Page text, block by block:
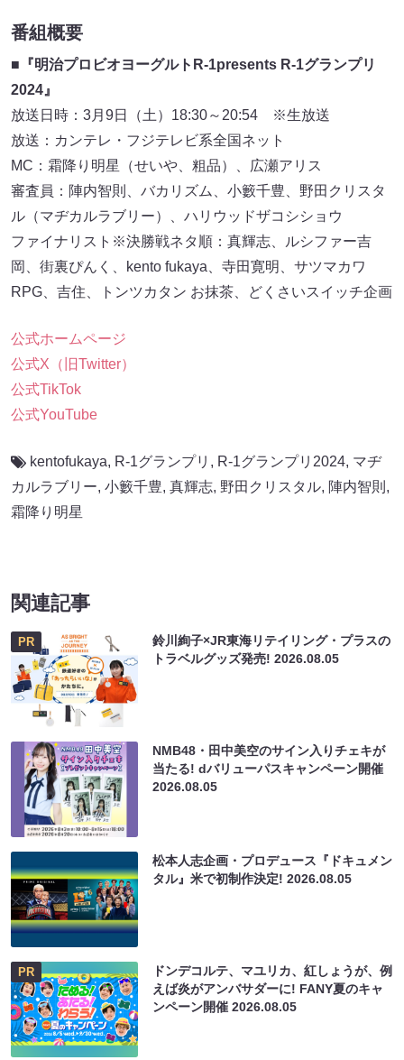
番組概要
■『明治プロビオヨーグルトR-1presents R-1グランプリ
2024』
放送日時：3月9日（土）18:30～20:54 ※生放送
放送：カンテレ・フジテレビ系全国ネット
MC：霜降り明星（せいや、粗品）、広瀬アリス
審査員：陣内智則、バカリズム、小籔千豊、野田クリスタ
ル（マヂカルラブリー）、ハリウッドザコシショウ
ファイナリスト※決勝戦ネタ順：真輝志、ルシファー吉
岡、街裏ぴんく、kento fukaya、寺田寛明、サツマカワ
RPG、吉住、トンツカタン お抹茶、どくさいスイッチ企画
公式ホームページ
公式X（旧Twitter）
公式TikTok
公式YouTube
kentofukaya, R-1グランプリ , R-1グランプリ2024, マヂ
カルラブリー, 小籔千豊, 真輝志, 野田クリスタル, 陣内智則 ,
霜降り明星
関連記事
PR
鈴川絢子×JR東海リテイリング・プラスの
トラベルグッズ発売!2026.08.05
NMB48・田中美空のサイン入りチェキが
当たる! dバリューパスキャンペーン開催
2026.08.05
松本人志企画・プロデュース『ドキュメン
タル』米で初制作決定!2026.08.05
PR
ドンデコルテ、マユリカ、紅しょうが、例
えば炎がアンバサダーに! FANY夏のキャ
ンペーン開催2026.08.05